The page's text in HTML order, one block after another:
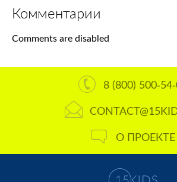
Комментарии
Comments are disabled
8 (800) 500-
О ПРОЕКТЕ